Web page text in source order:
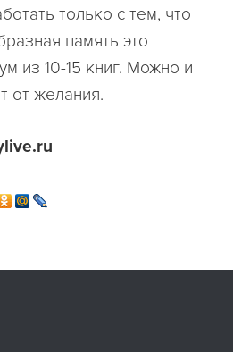
только с тем, что
память это
из 10-15 книг. Можно и
от желания.